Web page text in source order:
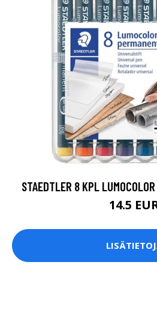
STAEDTLER 8 KPL
14.5